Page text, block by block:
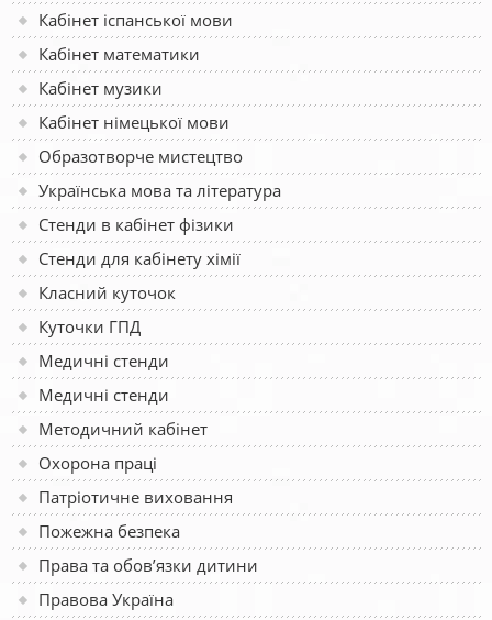
Кабінет іспанської мови
Кабінет математики
Кабінет музики
Кабінет німецької мови
Образотворче мистецтво
Українська мова та література
Стенди в кабінет фізики
Стенди для кабінету хімії
Класний куточок
Куточки ГПД
Медичні стенди
Медичні стенди
Методичний кабінет
Охорона праці
Патріотичне виховання
Пожежна безпека
Права та обов’язки дитини
Правова Україна